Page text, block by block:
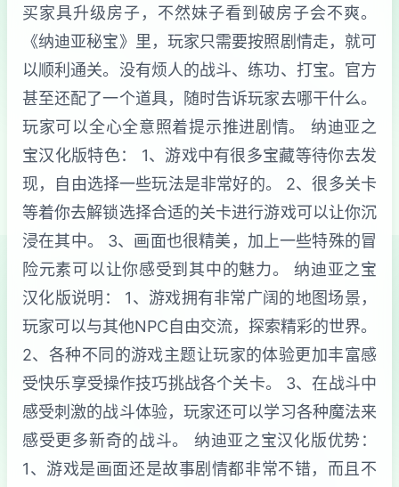
买家具升级房子，不然妹子看到破房子会不爽。
《纳迪亚秘宝》里，玩家只需要按照剧情走，就可
以顺利通关。没有烦人的战斗、练功、打宝。官方
甚至还配了一个道具，随时告诉玩家去哪干什么。
玩家可以全心全意照着提示推进剧情。 纳迪亚之
宝汉化版特色： 1、游戏中有很多宝藏等待你去发
现，自由选择一些玩法是非常好的。 2、很多关卡
等着你去解锁选择合适的关卡进行游戏可以让你沉
浸在其中。 3、画面也很精美，加上一些特殊的冒
险元素可以让你感受到其中的魅力。 纳迪亚之宝
汉化版说明： 1、游戏拥有非常广阔的地图场景，
玩家可以与其他NPC自由交流，探索精彩的世界。
2、各种不同的游戏主题让玩家的体验更加丰富感
受快乐享受操作技巧挑战各个关卡。 3、在战斗中
感受刺激的战斗体验，玩家还可以学习各种魔法来
感受更多新奇的战斗。 纳迪亚之宝汉化版优势：
1、游戏是画面还是故事剧情都非常不错，而且不